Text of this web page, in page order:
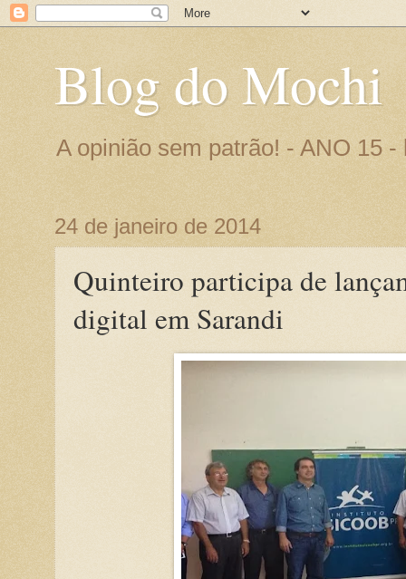
Blog do Mochi
A opinião sem patrão! - ANO 15
24 de janeiro de 2014
Quinteiro participa de
digital em Sarandi